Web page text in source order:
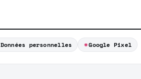
Données personnelles Google Pixel